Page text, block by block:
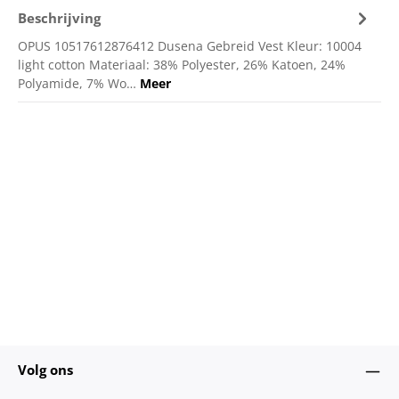
Beschrijving
OPUS 10517612876412 Dusena Gebreid Vest Kleur: 10004
light cotton Materiaal: 38% Polyester, 26% Katoen, 24%
Polyamide, 7% Wo… Meer
Volg ons